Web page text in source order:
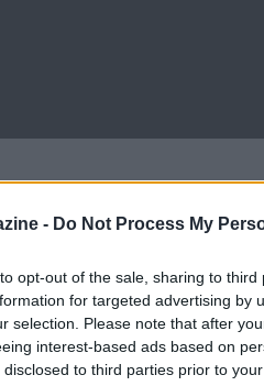
- Do Not Process My
opt-out of the sale, sharing to
for targeted advertising by
selection. Please note that after
interest-based ads based on
disclosed to third parties prior to